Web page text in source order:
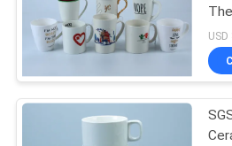
De Reeks